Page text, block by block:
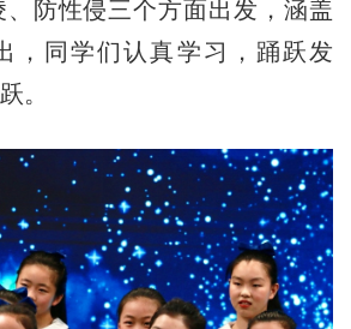
防性侵三个方面出发，涵盖
，同学们认真学习，踊跃发
。